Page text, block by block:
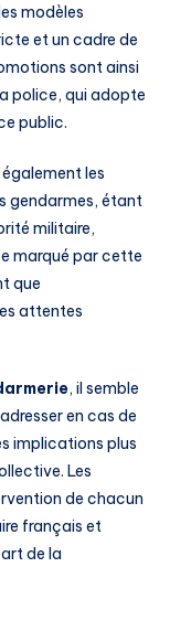
modèles
et un cadre de
sont ainsi
police, qui adopte
public.
les
gendarmes, étant
militaire,
marqué par cette
que
attentes
, il semble
en cas de
implications plus
Les
de chacun
français et
de la